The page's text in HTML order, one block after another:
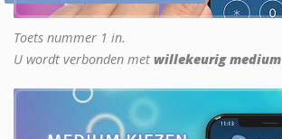
Toets nummer 1 in.
U wordt verbonden met willekeurig medium